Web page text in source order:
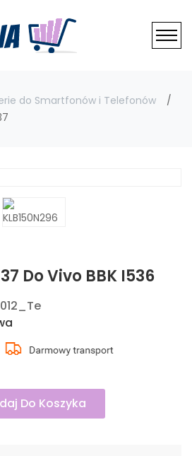
do Smartfonów i Telefonów
Do Vivo BBK I536
Do Koszyka